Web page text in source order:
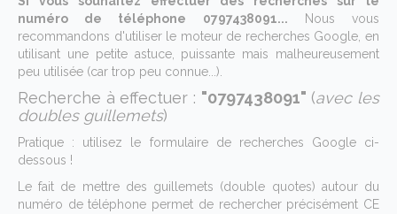
numéro de téléphone 0797438091... Nous vous
recommandons d'utiliser le moteur de recherches Google, en
utilisant une petite astuce, puissante mais malheureusement
peu utilisée (car trop peu connue...).
Recherche à effectuer : "0797438091" (avec les
doubles guillemets)
Pratique : utilisez le formulaire de recherches Google ci-
dessous !
Le fait de mettre des guillemets (double quotes) autour du
numéro de téléphone permet de rechercher précisément CE